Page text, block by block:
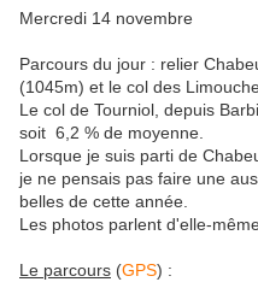
Mercredi 14 novembre
Parcours du jour : relier
(1045m) et le col des
Le col de Tourniol, depuis
soit 6,2 % de moyenne.
Lorsque je suis parti de
je ne pensais pas faire une
belles de cette année.
Les photos parlent d'elle-
Le parcours (GPS) :